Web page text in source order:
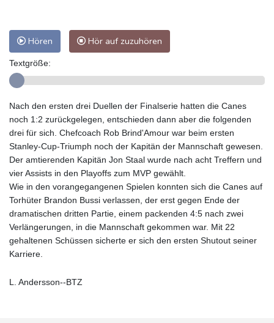
Hören Hör auf zuzuhören
Textgröße:
Nach den ersten drei Duellen der Finalserie hatten die Canes
noch 1:2 zurückgelegen, entschieden dann aber die folgenden
drei für sich. Chefcoach Rob Brind'Amour war beim ersten
Stanley-Cup-Triumph noch der Kapitän der Mannschaft gewesen.
Der amtierenden Kapitän Jon Staal wurde nach acht Treffern und
vier Assists in den Playoffs zum MVP gewählt.
Wie in den vorangegangenen Spielen konnten sich die Canes auf
Torhüter Brandon Bussi verlassen, der erst gegen Ende der
dramatischen dritten Partie, einem packenden 4:5 nach zwei
Verlängerungen, in die Mannschaft gekommen war. Mit 22
gehaltenen Schüssen sicherte er sich den ersten Shutout seiner
Karriere.
L. Andersson--BTZ